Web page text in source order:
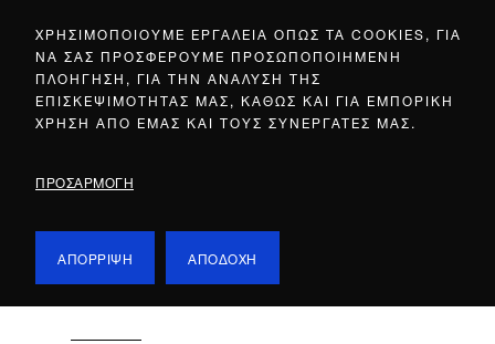
ΧΡΗΣΙΜΟΠΟΙΟΥΜΕ ΕΡΓΑΛΕΙΑ ΟΠΩΣ ΤΑ COOKIES, ΓΙΑ
ΝΑ ΣΑΣ ΠΡΟΣΦΕΡΟΥΜΕ ΠΡΟΣΩΠΟΠΟΙΗΜΕΝΗ
ΠΛΟΗΓΗΣΗ, ΓΙΑ ΤΗΝ ΑΝΑΛΥΣΗ ΤΗΣ
ΕΠΙΣΚΕΨΙΜΟΤΗΤΑΣ ΜΑΣ, ΚΑΘΩΣ ΚΑΙ ΓΙΑ ΕΜΠΟΡΙΚΗ
ΧΡΗΣΗ ΑΠΟ ΕΜΑΣ ΚΑΙ ΤΟΥΣ ΣΥΝΕΡΓΑΤΕΣ ΜΑΣ.
ΠΡΟΣΑΡΜΟΓΗ
ΑΠΟΡΡΙΨΗ ΑΠΟΔΟΧΗ